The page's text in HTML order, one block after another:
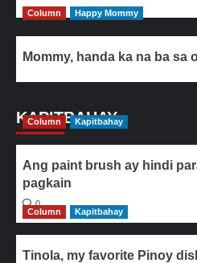
Column Happy Mommy
Mommy, handa ka na ba sa
KAPITBAHAY
Column Kapitbahay
Ang paint brush ay hindi
pagkain
0
Column
Kapitbahay
Tinola, my favorite Pinoy